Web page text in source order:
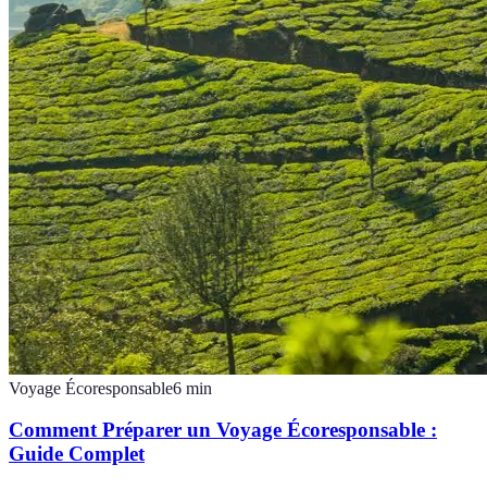
Voyage Écoresponsable6 min
Comment Préparer un Voyage Écoresponsable :
Guide Complet